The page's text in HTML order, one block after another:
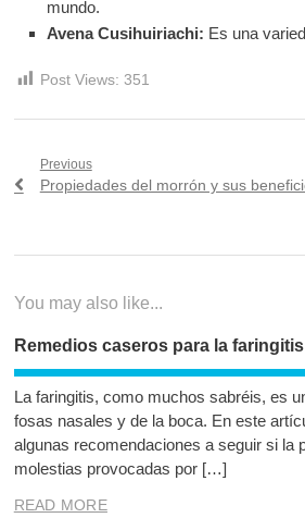
mundo.
Avena Cusihuiriachi: Es una
Post Views: 351
Navegación
entradas
Previous
Previous
Propiedades del morrón y sus
You may also like...
Remedios caseros para la faringitis
La faringitis, como muchos sabréis, es
fosas nasales y de la boca. En este
algunas recomendaciones a seguir si la
molestias provocadas por […]
READ MORE